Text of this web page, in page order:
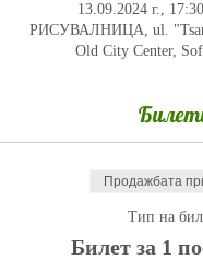
13.09.2024 г.,
РИСУВАЛНИЦА, ul. "Tsar
Old City Center,
Продажбата
Тип на
Билет за 1